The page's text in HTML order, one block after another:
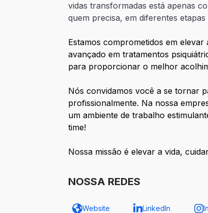
vidas transformadas está apenas
quem precisa, em diferentes
Estamos comprometidos em
avançado em tratamentos
para proporcionar o melhor
Nós convidamos você a se tornar
profissionalmente. Na nossa
um ambiente de trabalho
time!
Nossa missão é elevar a vida,
NOSSA REDES
Website LinkedIn